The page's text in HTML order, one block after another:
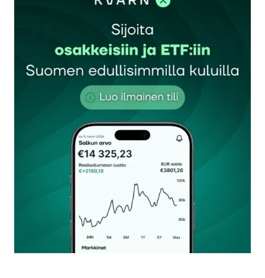
Sähköpostiosoitettasi ei julkaista.Pakolliset
kentät on merkitty*
Kommentti*
Nimesi tai nimimerkkisi
Sähköpostiosoitteesi